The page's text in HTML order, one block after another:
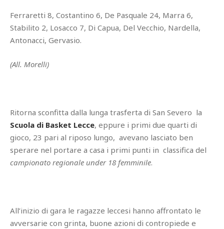
Ferraretti 8, Costantino 6, De Pasquale 24, Marra 6,
Stabilito 2, Losacco 7, Di Capua, Del Vecchio, Nardella,
Antonacci, Gervasio.
(All. Morelli)
Ritorna sconfitta dalla lunga trasferta di San Severo la
Scuola di Basket Lecce, eppure i primi due quarti di
gioco, 23 pari al riposo lungo, avevano lasciato ben
sperare nel portare a casa i primi punti in classifica del
campionato regionale under 18 femminile.
All’inizio di gara le ragazze leccesi hanno affrontato le
avversarie con grinta, buone azioni di contropiede e